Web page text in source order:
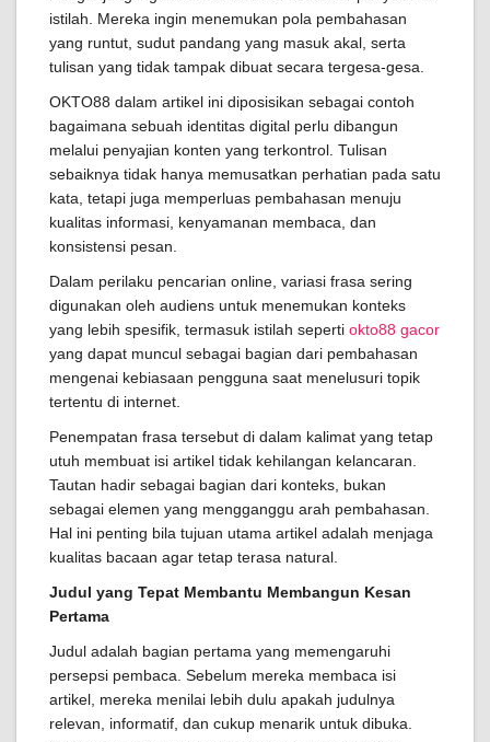
istilah. Mereka ingin menemukan pola pembahasan
yang runtut, sudut pandang yang masuk akal, serta
tulisan yang tidak tampak dibuat secara tergesa-gesa.
OKTO88 dalam artikel ini diposisikan sebagai contoh
bagaimana sebuah identitas digital perlu dibangun
melalui penyajian konten yang terkontrol. Tulisan
sebaiknya tidak hanya memusatkan perhatian pada satu
kata, tetapi juga memperluas pembahasan menuju
kualitas informasi, kenyamanan membaca, dan
konsistensi pesan.
Dalam perilaku pencarian online, variasi frasa sering
digunakan oleh audiens untuk menemukan konteks
yang lebih spesifik, termasuk istilah seperti okto88 gacor
yang dapat muncul sebagai bagian dari pembahasan
mengenai kebiasaan pengguna saat menelusuri topik
tertentu di internet.
Penempatan frasa tersebut di dalam kalimat yang tetap
utuh membuat isi artikel tidak kehilangan kelancaran.
Tautan hadir sebagai bagian dari konteks, bukan
sebagai elemen yang mengganggu arah pembahasan.
Hal ini penting bila tujuan utama artikel adalah menjaga
kualitas bacaan agar tetap terasa natural.
Judul yang Tepat Membantu Membangun Kesan
Pertama
Judul adalah bagian pertama yang memengaruhi
persepsi pembaca. Sebelum mereka membaca isi
artikel, mereka menilai lebih dulu apakah judulnya
relevan, informatif, dan cukup menarik untuk dibuka.